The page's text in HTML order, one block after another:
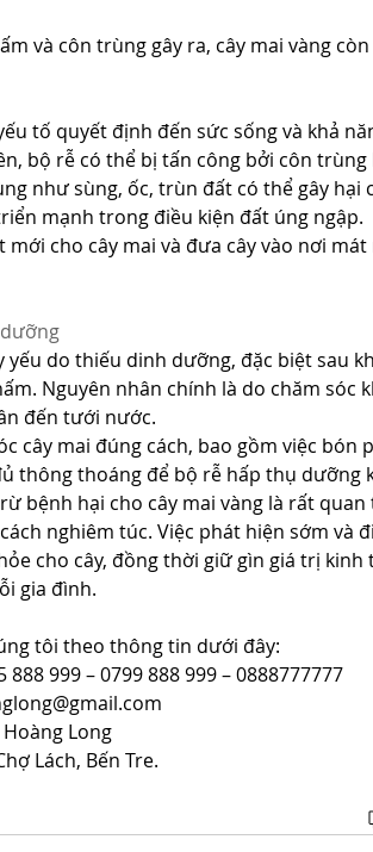
và côn trùng gây ra, cây mai vàng
tố quyết định đến sức sống và khả
bộ rễ có thể bị tấn công bởi côn trùng
như sùng, ốc, trùn đất có thể gây hại
mạnh trong điều kiện đất úng ngập.
cho cây mai và đưa cây vào nơi
yếu do thiếu dinh dưỡng, đặc biệt sau
Nguyên nhân chính là do chăm sóc
đến tưới nước.
cây mai đúng cách, bao gồm việc bón
thông thoáng để bộ rễ hấp thụ dưỡng
bệnh hại cho cây mai vàng là rất quan
nghiêm túc. Việc phát hiện sớm và
cho cây, đồng thời giữ gìn giá trị kinh
gia đình.
tôi theo thông tin dưới đây:
999 – 0799 888 999 – 0888777777
Long
Lách, Bến Tre.